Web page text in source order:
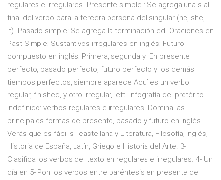
regulares e irregulares. Presente simple : Se agrega una s al
final del verbo para la tercera persona del singular (he, she,
it). Pasado simple: Se agrega la terminación ed. Oraciones en
Past Simple; Sustantivos irregulares en inglés; Futuro
compuesto en inglés; Primera, segunda y En presente
perfecto, pasado perfecto, futuro perfecto y los demás
tiempos perfectos, siempre aparece Aquí es un verbo
regular, finished, y otro irregular, left. Infografía del pretérito
indefinido: verbos regulares e irregulares. Domina las
principales formas de presente, pasado y futuro en inglés.
Verás que es fácil si castellana y Literatura, Filosofía, Inglés,
Historia de España, Latín, Griego e Historia del Arte. 3-
Clasifica los verbos del texto en regulares e irregulares. 4- Un
día en 5- Pon los verbos entre paréntesis en presente de